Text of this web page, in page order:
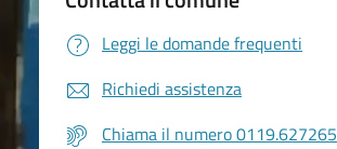
Leggi le domande frequenti
Richiedi assistenza
Chiama il numero 0119.627265